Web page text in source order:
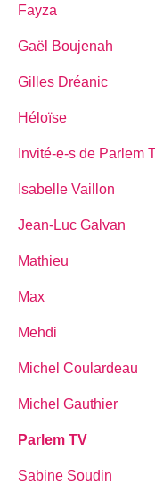
Fayza
Gaël Boujenah
Gilles Dréanic
Héloïse
Invité-e-s de Parlem
Isabelle Vaillon
Jean-Luc Galvan
Mathieu
Max
Mehdi
Michel Coulardeau
Michel Gauthier
Parlem TV
Sabine Soudin